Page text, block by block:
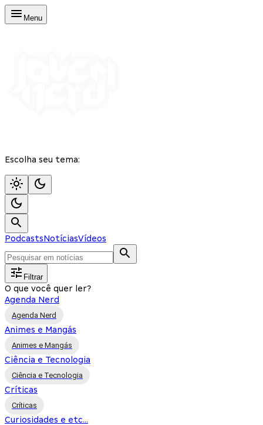
Menu
Escolha seu tema:
PodcastsNotíciasVídeos
Filtrar
O que você quer ler?
Agenda Nerd
Agenda Nerd
Animes e Mangás
Animes e Mangás
Ciência e Tecnologia
Ciência e Tecnologia
Críticas
Críticas
Curiosidades e etc...